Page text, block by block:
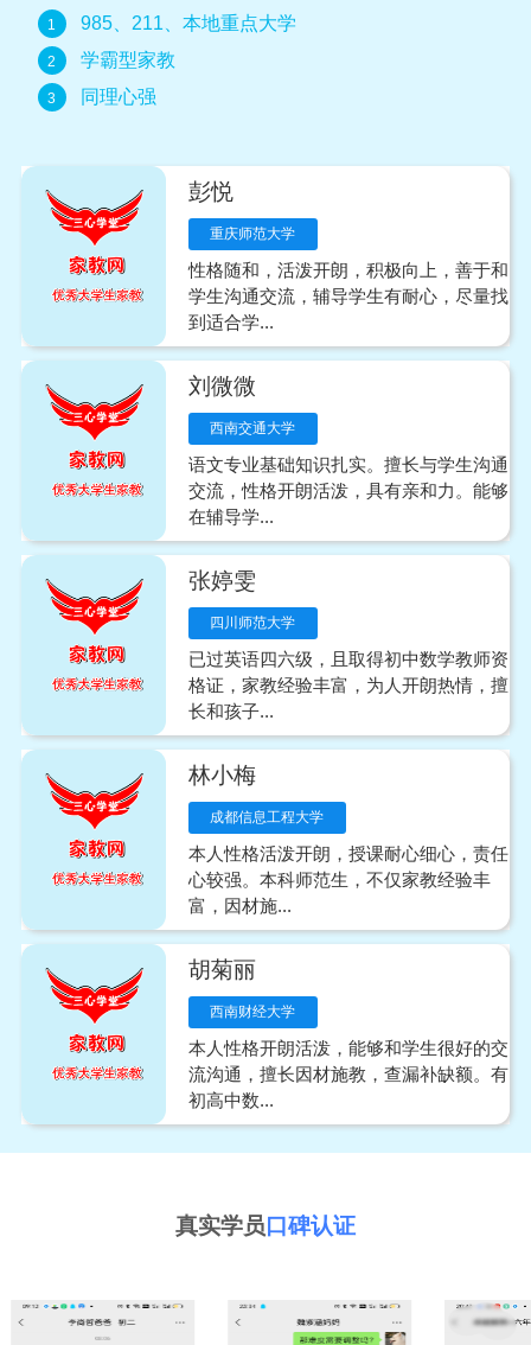
1 985、211、本地重点大学
2 学霸型家教
3 同理心强
彭悦
重庆师范大学
性格随和，活泼开朗，积极向上，善于和
学生沟通交流，辅导学生有耐心，尽量找
到适合学...
刘微微
西南交通大学
语文专业基础知识扎实。擅长与学生沟通
交流，性格开朗活泼，具有亲和力。能够
在辅导学...
张婷雯
四川师范大学
已过英语四六级，且取得初中数学教师资
格证，家教经验丰富，为人开朗热情，擅
长和孩子...
林小梅
成都信息工程大学
本人性格活泼开朗，授课耐心细心，责任
心较强。本科师范生，不仅家教经验丰
富，因材施...
胡菊丽
西南财经大学
本人性格开朗活泼，能够和学生很好的交
流沟通，擅长因材施教，查漏补缺额。有
初高中数...
真实学员 口碑认证